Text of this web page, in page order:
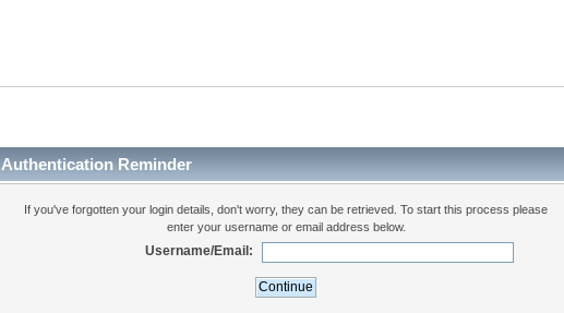
Authentication Reminder
If you've forgotten your login details, don't worry, they can be retrieved. To start this process please
enter your username or email address below.
Username/Email: